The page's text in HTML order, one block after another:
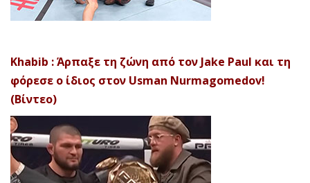
Khabib : Άρπαξε τη ζώνη από τον Jake Paul και τη
φόρεσε ο ίδιος στον Usman Nurmagomedov!
(Βίντεο)